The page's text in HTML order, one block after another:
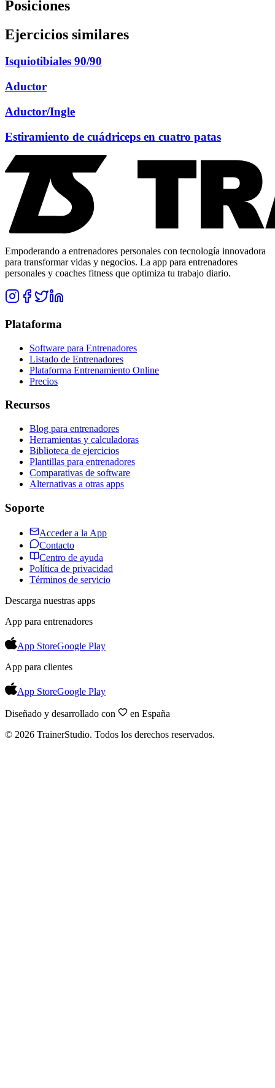
Posiciones
Ejercicios similares
Isquiotibiales 90/90
Aductor
Aductor/Ingle
Estiramiento de cuádriceps en cuatro patas
Empoderando a entrenadores personales con tecnología innovadora
para transformar vidas y negocios. La app para entrenadores
personales y coaches fitness que optimiza tu trabajo diario.
Plataforma
Software para Entrenadores
Listado de Entrenadores
Plataforma Entrenamiento Online
Precios
Recursos
Blog para entrenadores
Herramientas y calculadoras
Biblioteca de ejercicios
Plantillas para entrenadores
Comparativas de software
Alternativas a otras apps
Soporte
Acceder a la App
Contacto
Centro de ayuda
Política de privacidad
Términos de servicio
Descarga nuestras apps
App para entrenadores
App StoreGoogle Play
App para clientes
App StoreGoogle Play
Diseñado y desarrollado con
en España
© 2026 TrainerStudio. Todos los derechos reservados.